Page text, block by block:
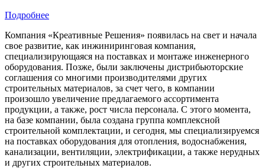
Подробнее
Компания «Креативные Решения» появилась на свет и начала
свое развитие, как инжиниринговая компания,
специализирующаяся на поставках и монтаже инженерного
оборудования. Позже, были заключены дистрибьюторские
соглашения со многими производителями других
строительных материалов, за счет чего, в компании
произошло увеличение предлагаемого ассортимента
продукции, а также, рост числа персонала. С этого момента,
на базе компании, была создана группа комплексной
строительной комплектации, и сегодня, мы специализируемся
на поставках оборудования для отопления, водоснабжения,
канализации, вентиляции, электрификации, а также нерудных
и других строительных материалов.